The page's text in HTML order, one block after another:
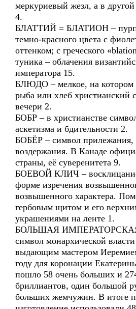
меркуриевый жезл, а в
4.
БЛАТТИЙ = БЛАТИОН –
темно-красного цвета с
оттенком; с греческого
туника – облачения
императора 15.
БЛЮДО – мелкое, на котором
рыба или хлеб христианский
вечери 2.
БОБР – в христианстве
аскетизма и бдительности 2.
БОБЁР – символ прилежания,
воздержания. В Канаде
страны, её суверенитета 9.
БОЕВОЙ КЛИЧ –
форме изречения
возвышенного характера.
гербовым щитом и его
украшениями на ленте 1.
БОЛЬШАЯ
символ монархической власти
выдающим мастером
году для коронации
пошло 58 очень больших и
бриллиантов, один большой
больших жемчужин. В итоге